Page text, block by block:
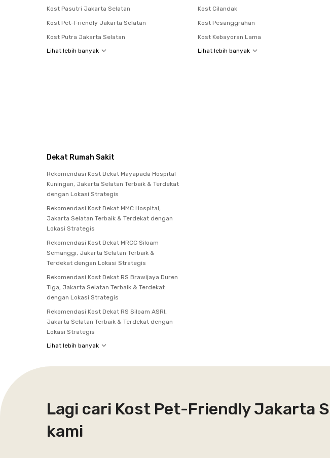
Kost Pasutri Jakarta Selatan
Kost Pet-Friendly Jakarta Selatan
Kost Putra Jakarta Selatan
Lihat lebih banyak
Kost Cilandak
Kost Pesanggrahan
Kost Kebayoran Lama
Lihat lebih banyak
Dekat Rumah Sakit
Rekomendasi Kost Dekat Mayapada Hospital
Kuningan, Jakarta Selatan Terbaik & Terdekat
dengan Lokasi Strategis
Rekomendasi Kost Dekat MMC Hospital,
Jakarta Selatan Terbaik & Terdekat dengan
Lokasi Strategis
Rekomendasi Kost Dekat MRCC Siloam
Semanggi, Jakarta Selatan Terbaik &
Terdekat dengan Lokasi Strategis
Rekomendasi Kost Dekat RS Brawijaya Duren
Tiga, Jakarta Selatan Terbaik & Terdekat
dengan Lokasi Strategis
Rekomendasi Kost Dekat RS Siloam ASRI,
Jakarta Selatan Terbaik & Terdekat dengan
Lokasi Strategis
Lihat lebih banyak
Lagi cari Kost Pet-Friendly Jakarta
kami